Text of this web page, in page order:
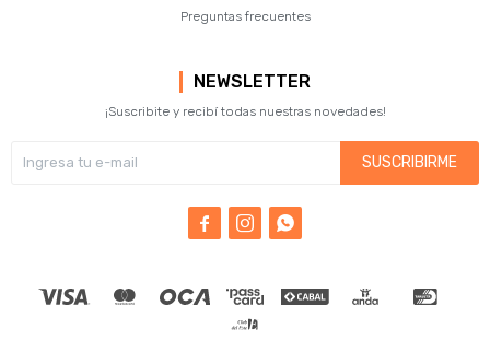
Preguntas frecuentes
NEWSLETTER
¡Suscribite y recibí todas nuestras novedades!
SUSCRIBIRME
  